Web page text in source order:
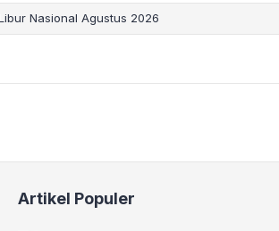
Nasional Agustus 2026
Artikel Populer